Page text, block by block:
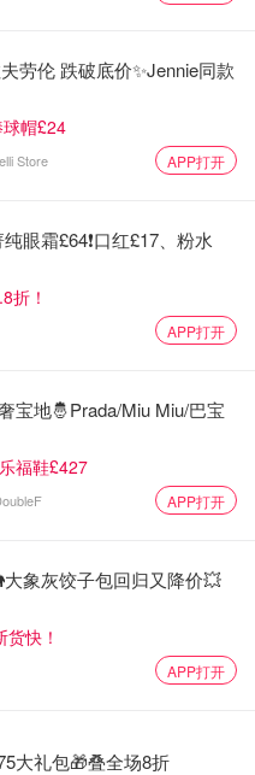
现实：在这个“见一面都
生活成本的一部分。
在为“友情支出”感到压
的火车票里。
哦，也可
劳伦 跌破底价✨Jennie同款
帽£24
Store APP打开
眼霜£64❗口红£17、粉水
折！
APP打开
宝地🤴Prada/Miu Miu/巴宝
福鞋£427
APP打开
象灰饺子包回归又降价💥
快！
APP打开
大礼包🎁叠全场8折